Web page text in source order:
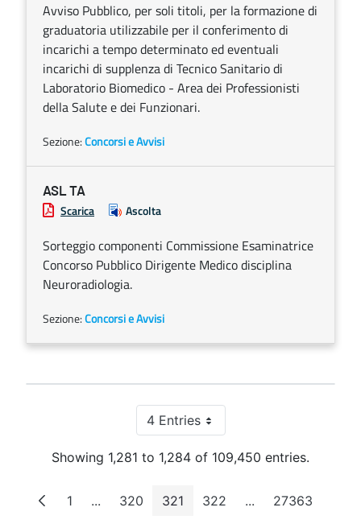
Avviso Pubblico, per soli titoli, per la formazione di
graduatoria utilizzabile per il conferimento di
incarichi a tempo determinato ed eventuali
incarichi di supplenza di Tecnico Sanitario di
Laboratorio Biomedico - Area dei Professionisti
della Salute e dei Funzionari.
Sezione:Concorsi e Avvisi
ASL TA
Scarica Ascolta
Sorteggio componenti Commissione Esaminatrice
Concorso Pubblico Dirigente Medico disciplina
Neuroradiologia.
Sezione:Concorsi e Avvisi
4 EntriesPer Page
Showing 1,281 to 1,284 of 109,450 entries.
Page
1 ...Intermediate Pages
Page
320 Page
321 Page
322 ...Intermediate
Page
27363